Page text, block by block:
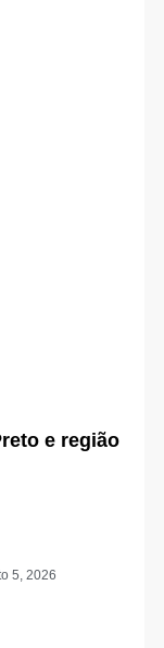
e região
5, 2026